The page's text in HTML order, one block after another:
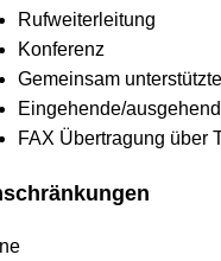
Rufweiterleitung
Konferenz
Gemeinsam
Eingehende/
FAX Übertragung über